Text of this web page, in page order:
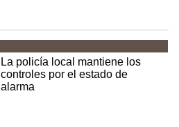
La policía local mantiene los
controles por el estado de
alarma